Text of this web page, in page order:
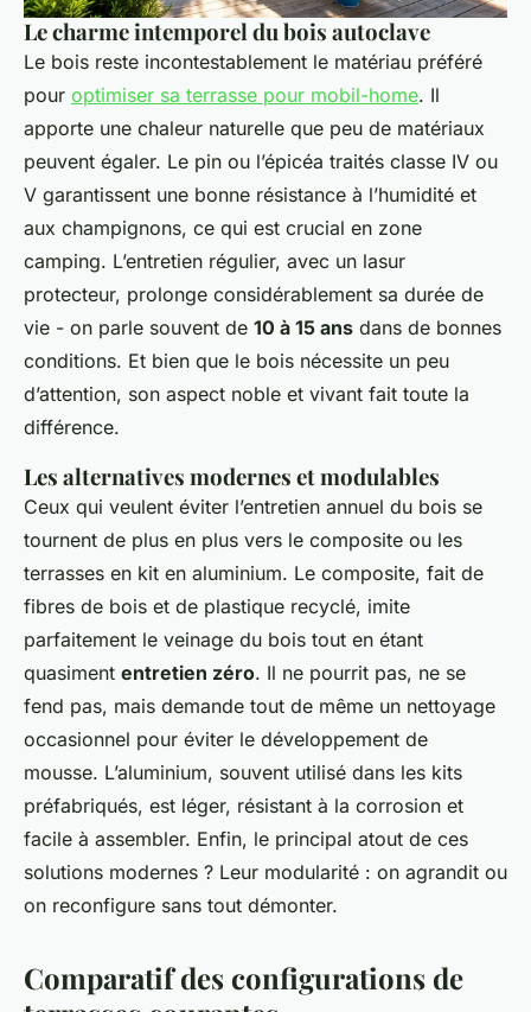
Le charme intemporel du bois autoclave
Le bois reste incontestablement le matériau préféré
pour optimiser sa terrasse pour mobil-home. Il
apporte une chaleur naturelle que peu de matériaux
peuvent égaler. Le pin ou l’épicéa traités classe IV ou
V garantissent une bonne résistance à l’humidité et
aux champignons, ce qui est crucial en zone
camping. L’entretien régulier, avec un lasur
protecteur, prolonge considérablement sa durée de
vie - on parle souvent de 10 à 15 ans dans de bonnes
conditions. Et bien que le bois nécessite un peu
d’attention, son aspect noble et vivant fait toute la
différence.
Les alternatives modernes et modulables
Ceux qui veulent éviter l’entretien annuel du bois se
tournent de plus en plus vers le composite ou les
terrasses en kit en aluminium. Le composite, fait de
fibres de bois et de plastique recyclé, imite
parfaitement le veinage du bois tout en étant
quasiment entretien zéro. Il ne pourrit pas, ne se
fend pas, mais demande tout de même un nettoyage
occasionnel pour éviter le développement de
mousse. L’aluminium, souvent utilisé dans les kits
préfabriqués, est léger, résistant à la corrosion et
facile à assembler. Enfin, le principal atout de ces
solutions modernes ? Leur modularité : on agrandit ou
on reconfigure sans tout démonter.
Comparatif des configurations de